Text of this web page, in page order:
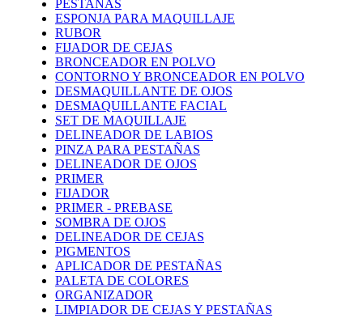
PESTAÑAS
ESPONJA PARA MAQUILLAJE
RUBOR
FIJADOR DE CEJAS
BRONCEADOR EN POLVO
CONTORNO Y BRONCEADOR EN POLVO
DESMAQUILLANTE DE OJOS
DESMAQUILLANTE FACIAL
SET DE MAQUILLAJE
DELINEADOR DE LABIOS
PINZA PARA PESTAÑAS
DELINEADOR DE OJOS
PRIMER
FIJADOR
PRIMER - PREBASE
SOMBRA DE OJOS
DELINEADOR DE CEJAS
PIGMENTOS
APLICADOR DE PESTAÑAS
PALETA DE COLORES
ORGANIZADOR
LIMPIADOR DE CEJAS Y PESTAÑAS